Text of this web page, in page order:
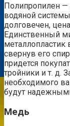
Полипропилен —
водяной
долговечен,
Единственный
металлопластик
свернув его
придется
тройники и т. д.
необходимого
будут
Медь